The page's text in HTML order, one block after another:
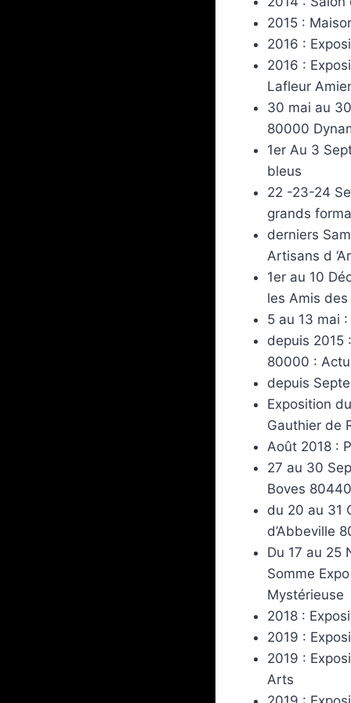
2015 :
2016 :
2016 :
Lafleur
30 mai au
80000
1er Au 3
bleus
22 -23-24
grands
derniers
Artisans d
1er au 10
les Amis
5 au 13 mai
depuis 2015
80000 :
depuis
Exposition
Gauthier de
Août 2018 :
27 au 30
Boves
du 20 au 31
d’Abbeville
Du 17 au 25
Somme
Mystérieuse
2018 :
2019 :
2019 :
Arts